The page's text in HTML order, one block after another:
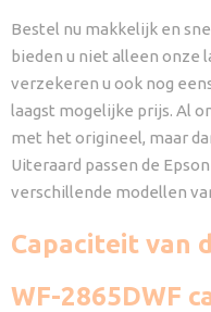
Bestel nu makkelijk en
bieden u niet alleen onze
verzekeren u ook nog
laagst mogelijke prijs. Al
met het origineel, maar
Uiteraard passen de
verschillende modellen
Capaciteit van
WF-2865DWF